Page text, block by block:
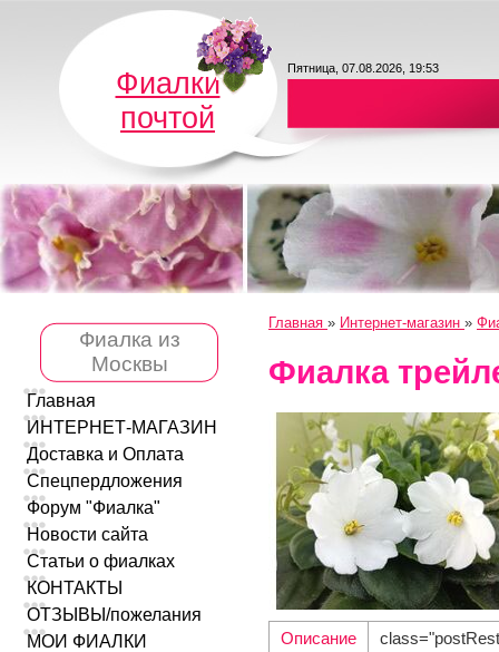
Фиалки
почтой
Пятница, 07.08.2026, 19:53
Фиалка из
Москвы
Главная
ИНТЕРНЕТ-МАГАЗИН
Доставка и Оплата
Спецпердложения
Форум "Фиалка"
Новости сайта
Статьи о фиалках
КОНТАКТЫ
ОТЗЫВЫ/пожелания
МОИ ФИАЛКИ
Главная » Интернет-магазин »
Фиалка
Описание